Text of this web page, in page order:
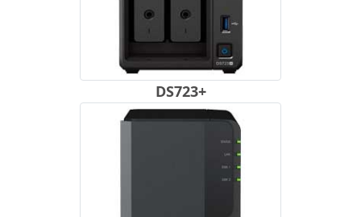
DS723+